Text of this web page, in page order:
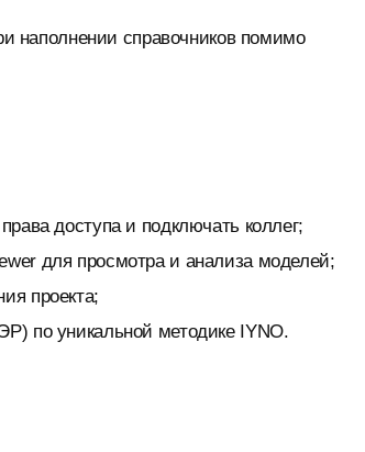
наполнении справочников помимо
доступа и подключать коллег;
для просмотра и анализа моделей;
проекта;
по уникальной методике IYNO.